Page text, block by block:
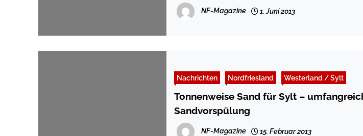
NF-Magazine 1. Juni 2013
Nachrichten Nordfriesland Westerland / Sylt
Tonnenweise Sand für Sylt –
Sandvorspülung
NF-Magazine 15. Februar 2013